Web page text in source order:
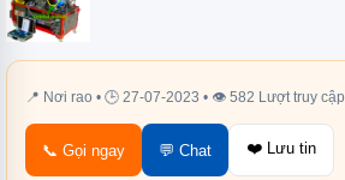
📍 Nơi rao • 🕒 27-07-2023 • 👁 582 Lượt truy cập
📞 Gọi ngay 💬 Chat ❤️ Lưu tin